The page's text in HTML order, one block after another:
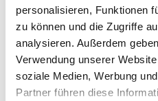
personalisieren, Funktionen
zu können und die Zugriffe
analysieren. Außerdem
Verwendung unserer
soziale Medien, Werbung
Partner führen diese
zzgl. MwSt., zzgl.Versandkosten
IN DEN